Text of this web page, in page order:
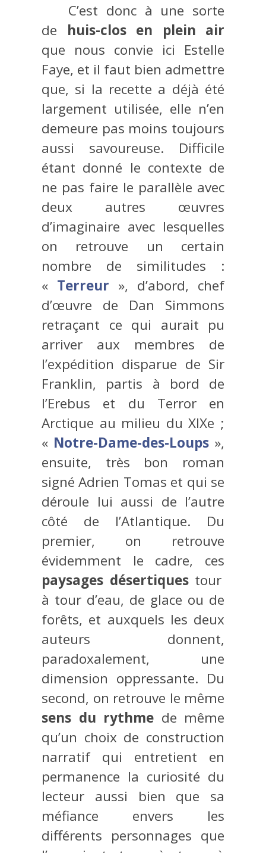
C’est donc à une sorte
de huis-clos en plein air
que nous convie ici Estelle
Faye, et il faut bien admettre
que, si la recette a déjà été
largement utilisée, elle n’en
demeure pas moins toujours
aussi savoureuse. Difficile
étant donné le contexte de
ne pas faire le parallèle avec
deux autres œuvres
d’imaginaire avec lesquelles
on retrouve un certain
nombre de similitudes :
« Terreur », d’abord, chef
d’œuvre de Dan Simmons
retraçant ce qui aurait pu
arriver aux membres de
l’expédition disparue de Sir
Franklin, partis à bord de
l’Erebus et du Terror en
Arctique au milieu du XIXe ;
« Notre-Dame-des-Loups »,
ensuite, très bon roman
signé Adrien Tomas et qui se
déroule lui aussi de l’autre
côté de l’Atlantique. Du
premier, on retrouve
évidemment le cadre, ces
paysages désertiques tour
à tour d’eau, de glace ou de
forêts, et auxquels les deux
auteurs donnent,
paradoxalement, une
dimension oppressante. Du
second, on retrouve le même
sens du rythme de même
qu’un choix de construction
narratif qui entretient en
permanence la curiosité du
lecteur aussi bien que sa
méfiance envers les
différents personnages que